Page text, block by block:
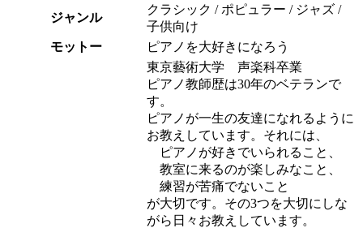
ジャンル
クラシック / ポピュラー / ジャズ /
子供向け
モットー
ピアノを大好きになろう
東京藝術大学 声楽科卒業
ピアノ教師歴は30年のベテランで
す。
ピアノが一生の友達になれるように
お教えしています。それには、
ピアノが好きでいられること、
教室に来るのが楽しみなこと、
練習が苦痛でないこと
が大切です。その3つを大切にしな
がら日々お教えしています。